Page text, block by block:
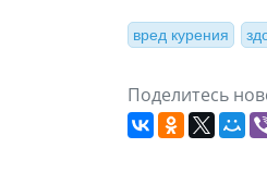
вред курения
Поделитесь